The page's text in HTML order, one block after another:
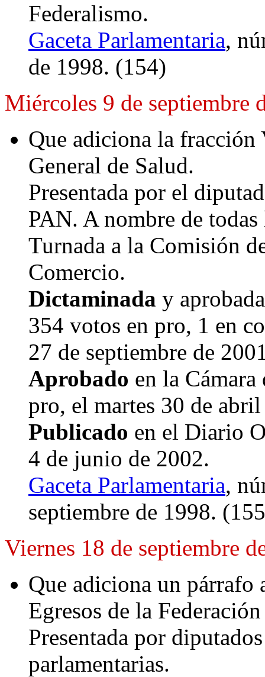
Federalismo.
Gaceta Parlamentaria,
de 1998. (154)
Miércoles 9 de septiembre
Que adiciona la
General de Salud.
Presentada por el
PAN. A nombre de
Turnada a la Comisión
Comercio.
Dictaminada y
354 votos en pro, 1 en
27 de septiembre de
Aprobado en la
pro, el martes 30 de
Publicado en el Diario
4 de junio de 2002.
Gaceta Parlamentaria,
septiembre de 1998.
Viernes 18 de septiembre
Que adiciona un párrafo
Egresos de la
Presentada por
parlamentarias.